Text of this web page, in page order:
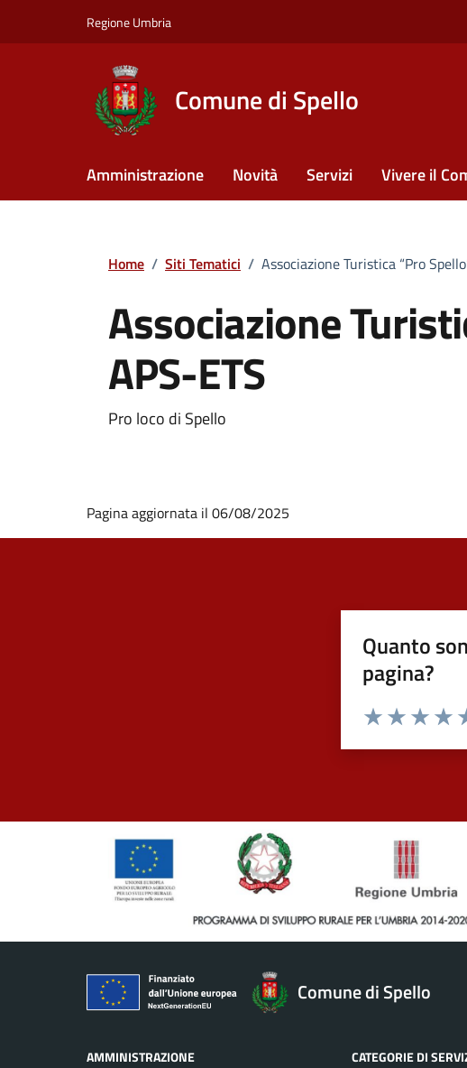
Regione Umbria
Comune di Spello
Amministrazione Novità Servizi Vivere il
Home / Siti Tematici / Associazione Turistica “Pro
Associazione
APS-ETS
Pro loco di Spello
Pagina aggiornata il 06/08/2025
Quanto
pagina?
Comune di Spello
AMMINISTRAZIONE CATEGORIE DI